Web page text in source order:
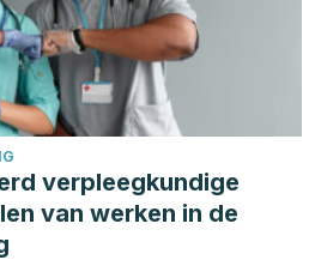
Educacionales.
14651858.CD000371.pub6.
Enzimas.Bionova.
S0103-84781998000100030.
verpleegkundige
van werken in de